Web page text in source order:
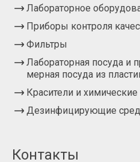
Лабораторное
Приборы контроля
Фильтры
Лабораторная посуда и
мерная посуда из
Красители и
Дезинфицирующие
Контакты